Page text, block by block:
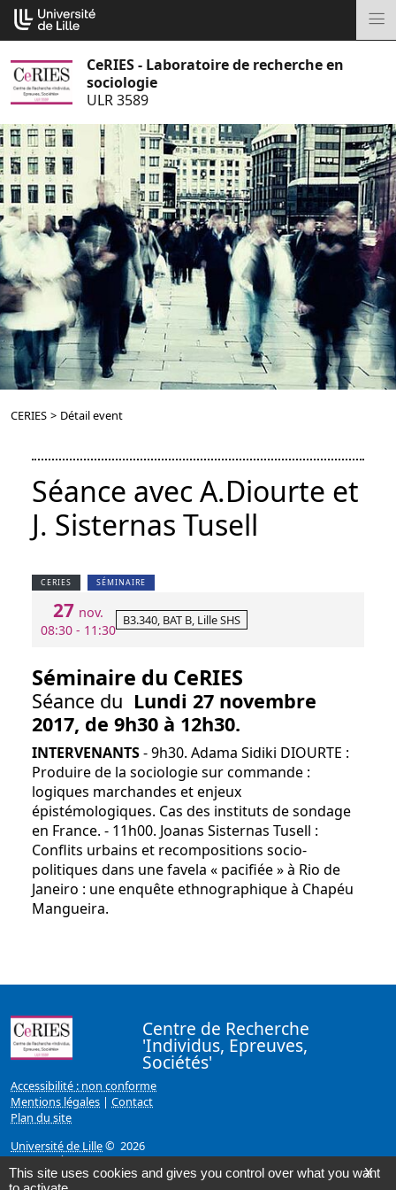
Aller
au
CeRIES - Laboratoire de recherche en
sociologie
ULR 3589
CERIES > Détail event
Séance avec A.Diourte et
J. Sisternas Tusell
CERIES SÉMINAIRE
27 nov.
08:30 - 11:30
B3.340, BAT B, Lille SHS
Séminaire du CeRIES
Séance du Lundi 27 novembre
2017, de 9h30 à 12h30.
INTERVENANTS- 9h30. Adama Sidiki DIOURTE :
Produire de la sociologie sur commande :
logiques marchandes et enjeux
épistémologiques. Cas des instituts de sondage
en France. - 11h00. Joanas Sisternas Tusell :
Conflits urbains et recompositions socio-
politiques dans une favela « pacifiée » à Rio de
Janeiro : une enquête ethnographique à Chapéu
Mangueira.
Centre de Recherche
'Individus, Epreuves,
Sociétés'
Accessibilité : non conforme
Mentions légales | Contact
Plan du site
Université de Lille© 2026
Page mise à jour le 20/04/2015 (10:15)
Cookies management panel
X
This site uses cookies and gives you control over what you want